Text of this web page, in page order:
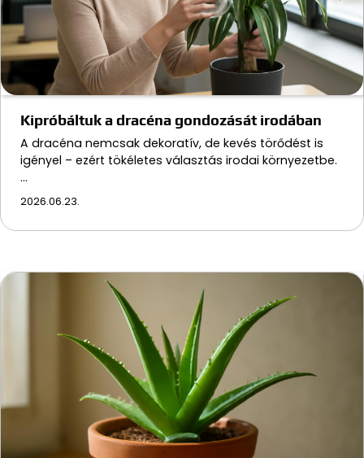
Kipróbáltuk a dracéna gondozását irodában
A dracéna nemcsak dekoratív, de kevés törődést is
igényel – ezért tökéletes választás irodai környezetbe.
…
2026.06.23.